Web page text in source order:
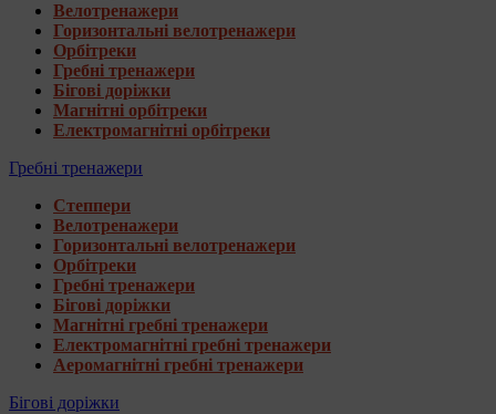
Велотренажери
Горизонтальні велотренажери
Орбітреки
Гребні тренажери
Бігові доріжки
Магнітні орбітреки
Електромагнітні орбітреки
Гребні тренажери
Степпери
Велотренажери
Горизонтальні велотренажери
Орбітреки
Гребні тренажери
Бігові доріжки
Магнітні гребні тренажери
Електромагнітні гребні тренажери
Аеромагнітні гребні тренажери
Бігові доріжки